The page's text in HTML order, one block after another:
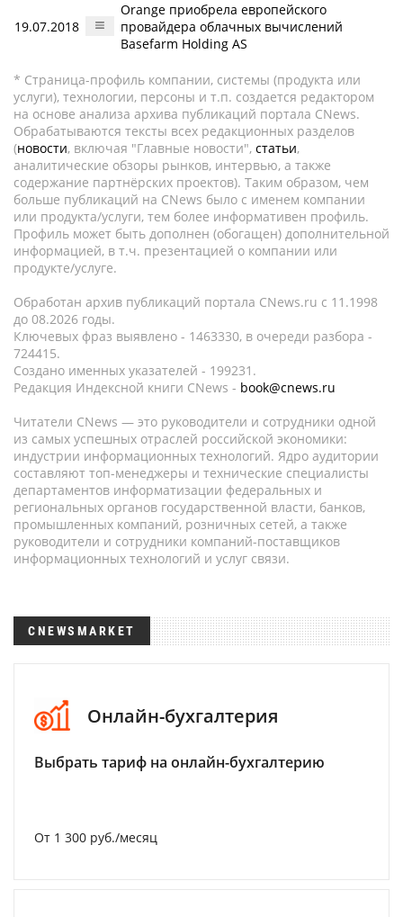
19.07.2018
Orange приобрела европейского
провайдера облачных вычислений
Basefarm Holding AS
* Страница-профиль компании, системы (продукта или
услуги), технологии, персоны и т.п. создается редактором
на основе анализа архива публикаций портала CNews.
Обрабатываются тексты всех редакционных разделов
(новости, включая "Главные новости", статьи,
аналитические обзоры рынков, интервью, а также
содержание партнёрских проектов). Таким образом, чем
больше публикаций на CNews было с именем компании
или продукта/услуги, тем более информативен профиль.
Профиль может быть дополнен (обогащен) дополнительной
информацией, в т.ч. презентацией о компании или
продукте/услуге.
Обработан архив публикаций портала CNews.ru c 11.1998
до 08.2026 годы.
Ключевых фраз выявлено - 1463330, в очереди разбора -
724415.
Создано именных указателей - 199231.
Редакция Индексной книги CNews - book@cnews.ru
Читатели CNews — это руководители и сотрудники одной
из самых успешных отраслей российской экономики:
индустрии информационных технологий. Ядро аудитории
составляют топ-менеджеры и технические специалисты
департаментов информатизации федеральных и
региональных органов государственной власти, банков,
промышленных компаний, розничных сетей, а также
руководители и сотрудники компаний-поставщиков
информационных технологий и услуг связи.
CNEWSMARKET
Онлайн-бухгалтерия
Выбрать тариф на онлайн-бухгалтерию
От 1 300 руб./месяц